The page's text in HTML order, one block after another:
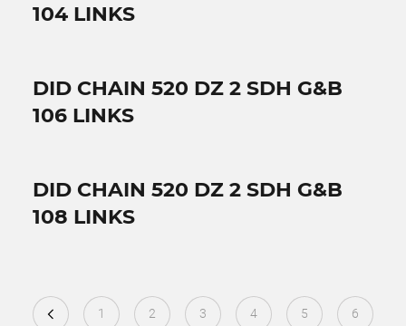
104 LINKS
DID CHAIN 520 DZ 2 SDH G&B
106 LINKS
DID CHAIN 520 DZ 2 SDH G&B
108 LINKS
1 2 3 4 5 6